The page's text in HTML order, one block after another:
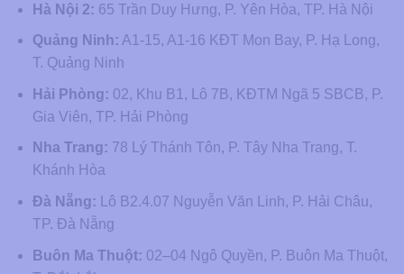
Hà Nội 2: 65 Trần Duy Hưng, P. Yên Hòa, TP. Hà Nội
Quảng Ninh: A1-15, A1-16 KĐT Mon Bay, P. Hạ Long,
T. Quảng Ninh
Hải Phòng: 02, Khu B1, Lô 7B, KĐTM Ngã 5 SBCB, P.
Gia Viên, TP. Hải Phòng
Nha Trang: 78 Lý Thánh Tôn, P. Tây Nha Trang, T.
Khánh Hòa
Đà Nẵng: Lô B2.4.07 Nguyễn Văn Linh, P. Hải Châu,
TP. Đà Nẵng
Buôn Ma Thuột: 02–04 Ngô Quyền, P. Buôn Ma Thuột,